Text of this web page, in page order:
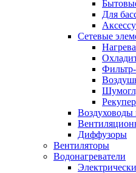
Для
Сетевые
Диффузоры
Вентиляторы
Водонагреватели